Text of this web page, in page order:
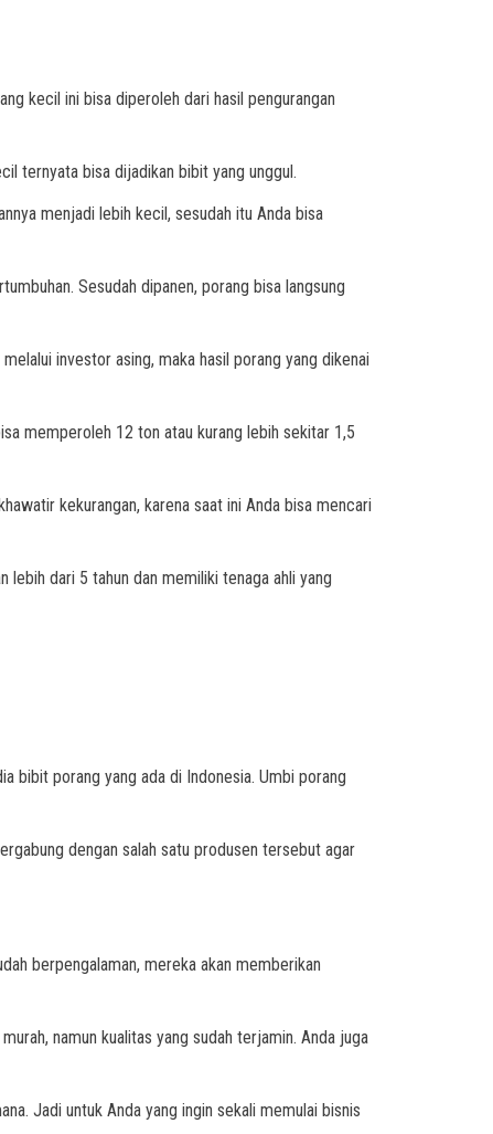
kecil ini bisa diperoleh dari hasil pengurangan
ternyata bisa dijadikan bibit yang unggul.
menjadi lebih kecil, sesudah itu Anda bisa
Sesudah dipanen, porang bisa langsung
investor asing, maka hasil porang yang dikenai
memperoleh 12 ton atau kurang lebih sekitar 1,5
kekurangan, karena saat ini Anda bisa mencari
dari 5 tahun dan memiliki tenaga ahli yang
bibit porang yang ada di Indonesia. Umbi porang
dengan salah satu produsen tersebut agar
berpengalaman, mereka akan memberikan
namun kualitas yang sudah terjamin. Anda juga
Jadi untuk Anda yang ingin sekali memulai bisnis